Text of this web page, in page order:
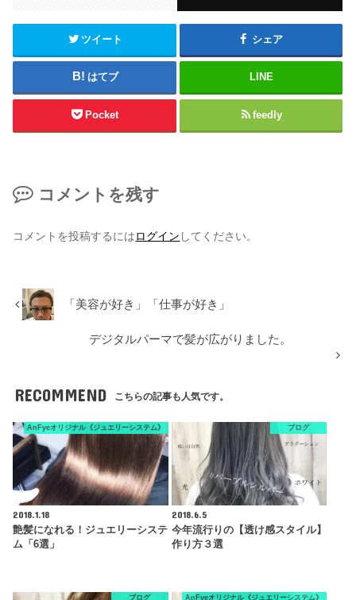
ツイート シェア
はてブ LINE
Pocket feedly
コメントを残す
コメントを投稿するにはログイン してください。
「美容が好き」「仕事が好き」
デジタルパーマで髪が広がりました。
RECOMMEND こちらの記事も人気です。
AnFyeオリジナル《ジュエリーシステム》
2018.1.18
艶髪になれる！ジュエリーシステ
ム「6選」
ブログ
2018.6.5
今年流行りの【透け感スタイル】
作り方３選
ブログ AnFyeオリジナル《ジュエリーシステム》